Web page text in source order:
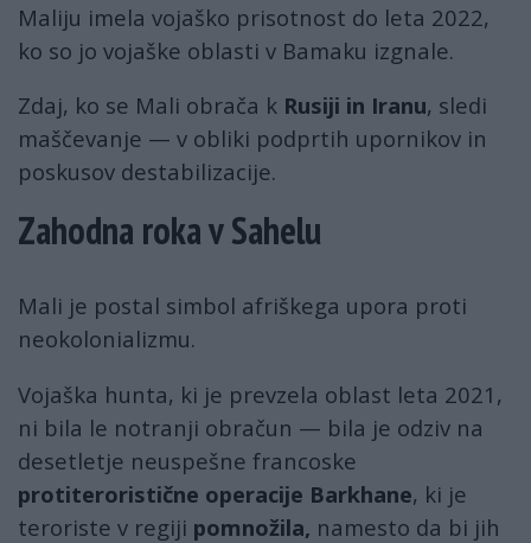
Maliju imela vojaško prisotnost do leta 2022,
ko so jo vojaške oblasti v Bamaku izgnale.
Zdaj, ko se Mali obrača k Rusiji in Iranu, sledi
maščevanje — v obliki podprtih upornikov in
poskusov destabilizacije.
Zahodna roka v Sahelu
Mali je postal simbol afriškega upora proti
neokolonializmu.
Vojaška hunta, ki je prevzela oblast leta 2021,
ni bila le notranji obračun — bila je odziv na
desetletje neuspešne francoske
protiteroristične operacije Barkhane, ki je
teroriste v regiji pomnožila, namesto da bi jih